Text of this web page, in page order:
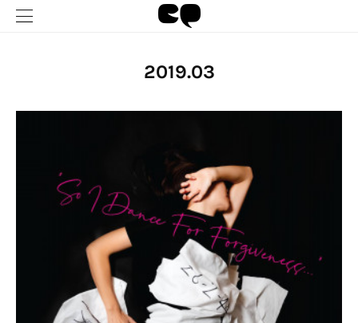
2019.03